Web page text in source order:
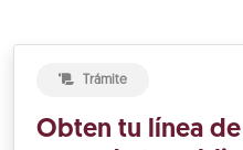
Trámite
Obten tu línea